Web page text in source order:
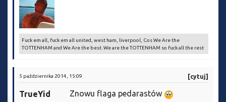
Fuck em all, fuck em all united, west ham, liverpool, Cos We Are the
TOTTENHAM and We Are the best. We are the TOTTENHAM so fuck all the rest
5 października 2014, 15:09 [cytuj]
TrueYid Znowu flaga pedarastów